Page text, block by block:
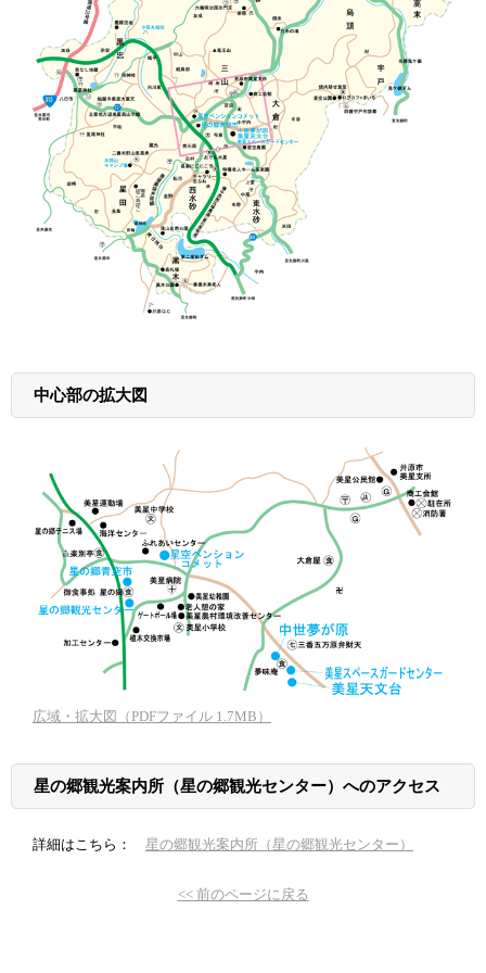
中心部の拡大図
広域・拡大図（PDFファイル 1.7MB）
星の郷観光案内所（星の郷観光センター）へのアクセス
詳細はこちら： 星の郷観光案内所（星の郷観光センター）
<< 前のページに戻る